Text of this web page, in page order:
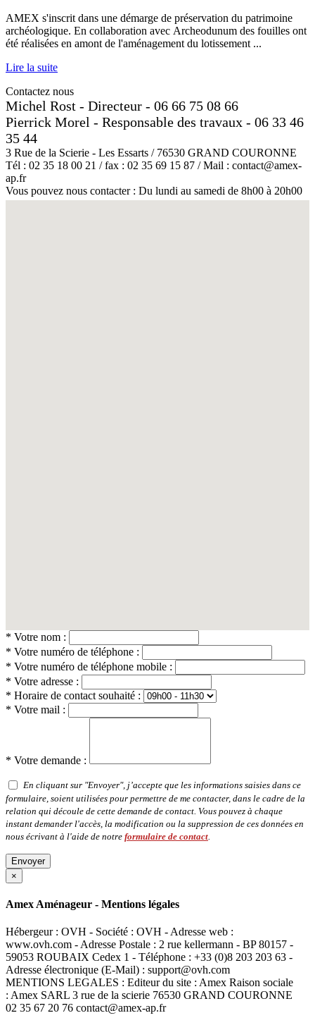
AMEX s'inscrit dans une démarge de préservation du patrimoine
archéologique. En collaboration avec Archeodunum des fouilles ont
été réalisées en amont de l'aménagement du lotissement ...
Lire la suite
Contactez nous
Michel Rost - Directeur - 06 66 75 08 66
Pierrick Morel - Responsable des travaux - 06 33 46
35 44
3 Rue de la Scierie - Les Essarts / 76530 GRAND COURONNE
Tél : 02 35 18 00 21 / fax : 02 35 69 15 87 / Mail : contact@amex-
ap.fr
Vous pouvez nous contacter : Du lundi au samedi de 8h00 à 20h00
* Votre nom :
* Votre numéro de téléphone :
* Votre numéro de téléphone mobile :
* Votre adresse :
* Horaire de contact souhaité :
* Votre mail :
* Votre demande :
En cliquant sur "Envoyer", j’accepte que les informations saisies dans ce
formulaire, soient utilisées pour permettre de me contacter, dans le cadre de la
relation qui découle de cette demande de contact. Vous pouvez à chaque
instant demander l'accès, la modification ou la suppression de ces données en
nous écrivant à l'aide de notre formulaire de contact
Envoyer
×
Amex Aménageur - Mentions légales
Hébergeur : OVH - Société : OVH - Adresse web :
www.ovh.com - Adresse Postale : 2 rue kellermann - BP 80157 -
59053 ROUBAIX Cedex 1 - Téléphone : +33 (0)8 203 203 63 -
Adresse électronique (E-Mail) : support@ovh.com
MENTIONS LEGALES : Editeur du site : Amex Raison sociale
: Amex SARL 3 rue de la scierie 76530 GRAND COURONNE
02 35 67 20 76 contact@amex-ap.fr